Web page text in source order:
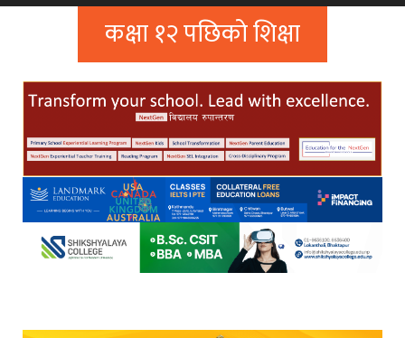
कक्षा १२ पछिको शिक्षा